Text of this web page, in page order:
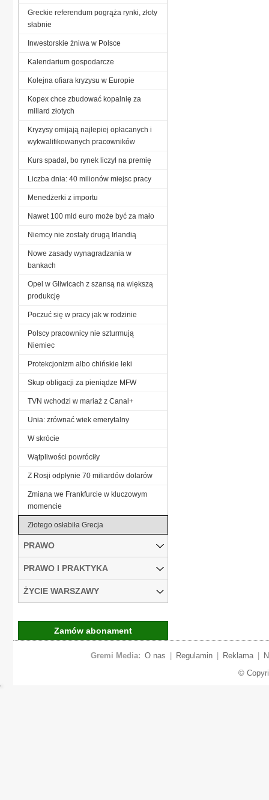
Greckie referendum pogrąża rynki, złoty
słabnie
Inwestorskie żniwa w Polsce
Kalendarium gospodarcze
Kolejna ofiara kryzysu w Europie
Kopex chce zbudować kopalnię za
miliard złotych
Kryzysy omijają najlepiej opłacanych i
wykwalifikowanych pracowników
Kurs spadał, bo rynek liczył na premię
Liczba dnia: 40 milionów miejsc pracy
Menedżerki z importu
Nawet 100 mld euro może być za mało
Niemcy nie zostały drugą Irlandią
Nowe zasady wynagradzania w
bankach
Opel w Gliwicach z szansą na większą
produkcję
Poczuć się w pracy jak w rodzinie
Polscy pracownicy nie szturmują
Niemiec
Protekcjonizm albo chińskie leki
Skup obligacji za pieniądze MFW
TVN wchodzi w mariaż z Canal+
Unia: zrównać wiek emerytalny
W skrócie
Wątpliwości powróciły
Z Rosji odpłynie 70 miliardów dolarów
Zmiana we Frankfurcie w kluczowym
momencie
Złotego osłabiła Grecja
PRAWO
PRAWO I PRAKTYKA
ŻYCIE WARSZAWY
Zamów abonament
Gremi Media: O nas Regulamin Reklama
©